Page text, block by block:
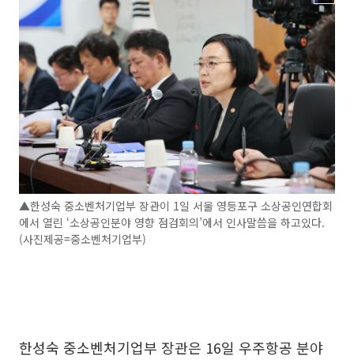
▲한성숙 중소벤처기업부 장관이 1일 서울 영등포구 소상공인연합회
에서 열린 ‘소상공인분야 영향 점검회의’에서 인사말씀을 하고있다.
(사진제공=중소벤처기업부)
한성숙 중소벤처기업부 장관은 16일 우주항공 분야